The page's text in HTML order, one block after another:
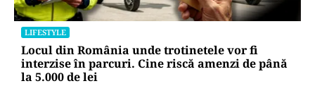
LIFESTYLE
Locul din România unde trotinetele vor fi
interzise în parcuri. Cine riscă amenzi de până
la 5.000 de lei